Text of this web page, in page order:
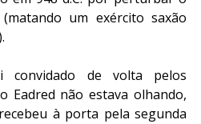
um exército saxão
convidado de volta pelos
Eadred não estava olhando,
à porta pela segunda